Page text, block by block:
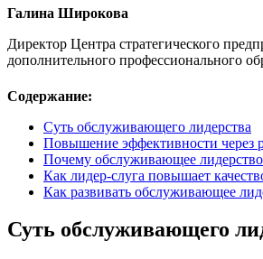
Галина Широкова
Директор Центра стратегического
дополнительного профессионального
Содержание:
Суть обслуживающего лидерства
Повышение эффективности через
Почему обслуживающее лидерство
Как лидер-слуга повышает
Как развивать обслуживающее
Суть обслуживающего